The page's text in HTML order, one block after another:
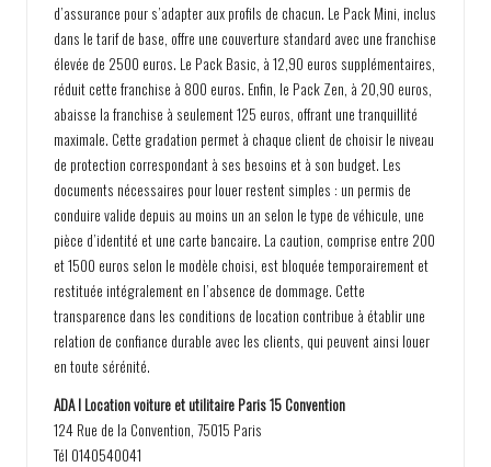
d’assurance pour s’adapter aux profils de chacun. Le Pack Mini, inclus
dans le tarif de base, offre une couverture standard avec une franchise
élevée de 2500 euros. Le Pack Basic, à 12,90 euros supplémentaires,
réduit cette franchise à 800 euros. Enfin, le Pack Zen, à 20,90 euros,
abaisse la franchise à seulement 125 euros, offrant une tranquillité
maximale. Cette gradation permet à chaque client de choisir le niveau
de protection correspondant à ses besoins et à son budget. Les
documents nécessaires pour louer restent simples : un permis de
conduire valide depuis au moins un an selon le type de véhicule, une
pièce d’identité et une carte bancaire. La caution, comprise entre 200
et 1500 euros selon le modèle choisi, est bloquée temporairement et
restituée intégralement en l’absence de dommage. Cette
transparence dans les conditions de location contribue à établir une
relation de confiance durable avec les clients, qui peuvent ainsi louer
en toute sérénité.
ADA I Location voiture et utilitaire Paris 15 Convention
124 Rue de la Convention, 75015 Paris
Tél 0140540041